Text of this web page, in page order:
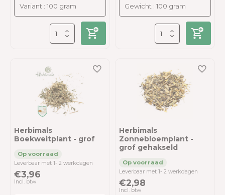
Herbimals
Boekweitplant - grof
Leverbaar met 1- 2 werkdagen
€3,96
Incl. btw
Herbimals
Zonnebloemplant -
grof gehakseld
Leverbaar met 1- 2 werkdagen
€2,98
Incl. btw